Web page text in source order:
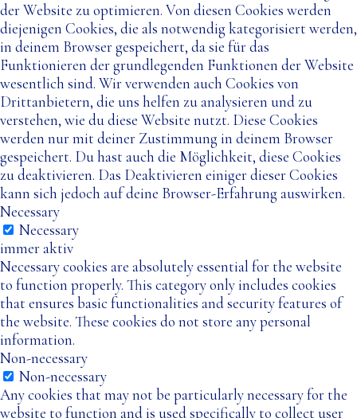
der Website zu optimieren. Von diesen Cookies werden
diejenigen Cookies, die als notwendig kategorisiert werden,
in deinem Browser gespeichert, da sie für das
Funktionieren der grundlegenden Funktionen der Website
wesentlich sind. Wir verwenden auch Cookies von
Drittanbietern, die uns helfen zu analysieren und zu
verstehen, wie du diese Website nutzt. Diese Cookies
werden nur mit deiner Zustimmung in deinem Browser
gespeichert. Du hast auch die Möglichkeit, diese Cookies
zu deaktivieren. Das Deaktivieren einiger dieser Cookies
kann sich jedoch auf deine Browser-Erfahrung auswirken.
Necessary
Necessary
immer aktiv
Necessary cookies are absolutely essential for the website
to function properly. This category only includes cookies
that ensures basic functionalities and security features of
the website. These cookies do not store any personal
information.
Non-necessary
Non-necessary
Any cookies that may not be particularly necessary for the
website to function and is used specifically to collect user